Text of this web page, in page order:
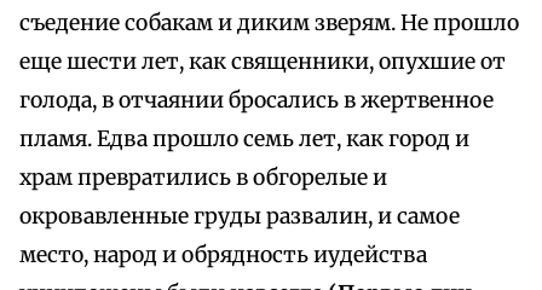
съедение собакам и диким зверям. Не прошло
еще шести лет, как священники, опухшие от
голода, в отчаянии бросались в жертвенное
пламя. Едва прошло семь лет, как город и
храм превратились в обгорелые и
окровавленные груды развалин, и самое
место, народ и обрядность иудейства